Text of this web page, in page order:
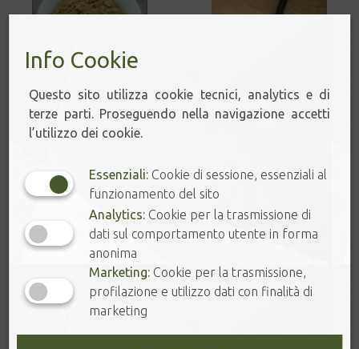
ZENZERO IN POLVERE
3,00 – 4,00 €
VANIGLIA BOURBON –
GOURMET
Info Cookie
Questo sito utilizza cookie tecnici, analytics e di
terze parti. Proseguendo nella navigazione accetti
l’utilizzo dei cookie.
Essenziali: Cookie di sessione, essenziali al
funzionamento del sito
Analytics: Cookie per la trasmissione di
dati sul comportamento utente in forma
anonima
Marketing: Cookie per la trasmissione,
profilazione e utilizzo dati con finalità di
marketing